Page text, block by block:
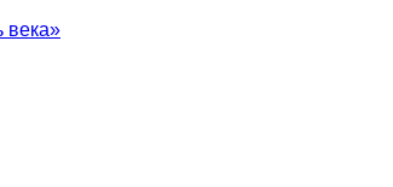
века»